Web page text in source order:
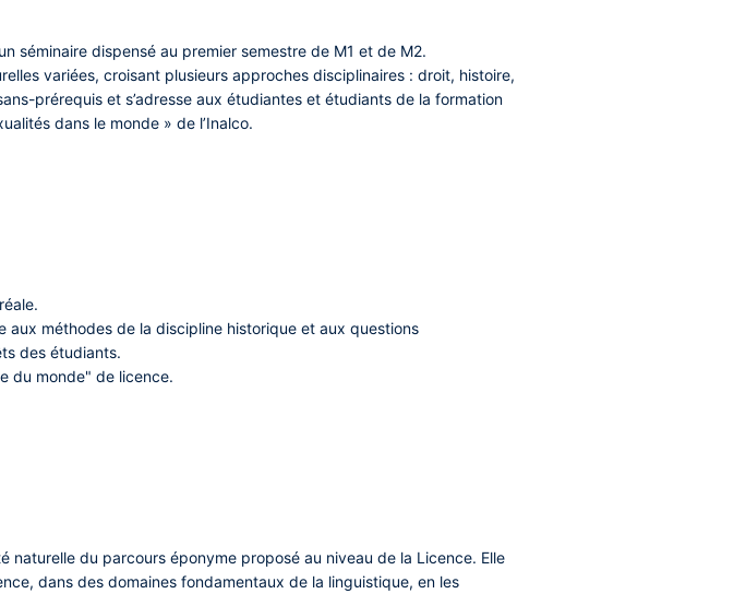
séminaire dispensé au premier semestre de M1 et de M2.
variées, croisant plusieurs approches disciplinaires : droit, histoire,
prérequis et s’adresse aux étudiantes et étudiants de la formation
dans le monde » de l’Inalco.
méthodes de la discipline historique et aux questions
des étudiants.
du monde" de licence.
naturelle du parcours éponyme proposé au niveau de la Licence. Elle
dans des domaines fondamentaux de la linguistique, en les